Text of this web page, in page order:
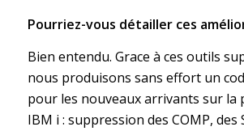
Pourriez-vous détailler ces
Bien entendu. Grace à ces outils
nous produisons sans effort un
pour les nouveaux arrivants sur la
IBM i : suppression des COMP, des